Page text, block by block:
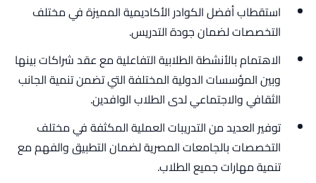
استقطاب أفضل الكوادر الأكاديمية المميزة في مختلف
التخصصات لضمان جودة التدريس.
الاهتمام بالأنشطة الطلابية التفاعلية مع عقد شراكات بينها
وبين المؤسسات الدولية المختلفة التي تضمن تنمية الجانب
الثقافي والاجتماعي لدى الطلاب الوافدين.
توفير العديد من التدريبات العملية المكثفة في مختلف
التخصصات بالجامعات المصرية لضمان التطبيق والفهم مع
تنمية مهارات جميع الطلاب.